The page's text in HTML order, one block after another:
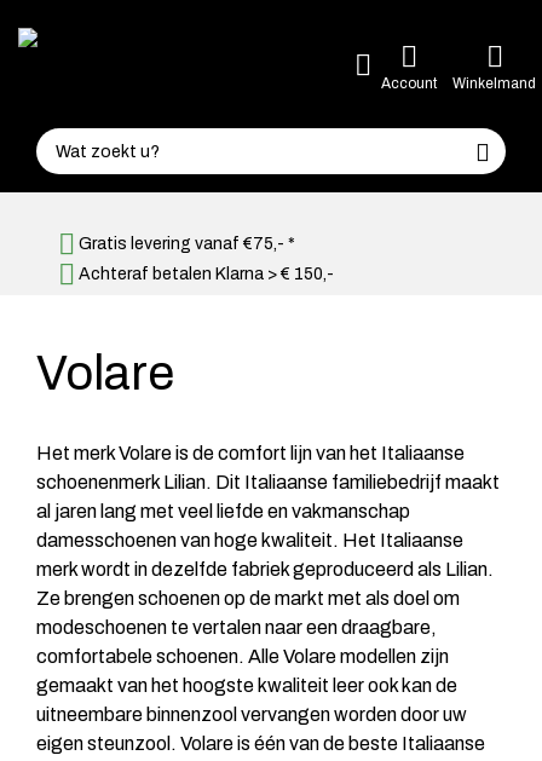
Account Winkelmand
Gratis levering vanaf €75,- *
Achteraf betalen Klarna > € 150,-
Volare
Het merk Volare is de comfort lijn van het Italiaanse
schoenenmerk Lilian. Dit Italiaanse familiebedrijf maakt
al jaren lang met veel liefde en vakmanschap
damesschoenen van hoge kwaliteit. Het Italiaanse
merk wordt in dezelfde fabriek geproduceerd als Lilian.
Ze brengen schoenen op de markt met als doel om
modeschoenen te vertalen naar een draagbare,
comfortabele schoenen. Alle Volare modellen zijn
gemaakt van het hoogste kwaliteit leer ook kan de
uitneembare binnenzool vervangen worden door uw
eigen steunzool. Volare is één van de beste Italiaanse